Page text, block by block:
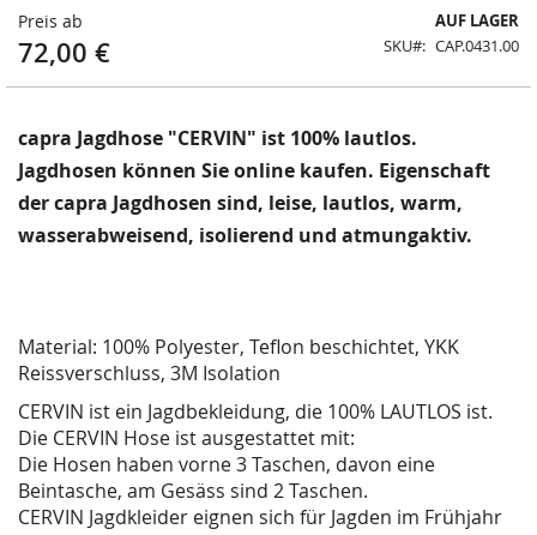
Preis ab
72,00 €
AUF LAGER
SKU
CAP.0431.00
capra Jagdhose "CERVIN" ist 100% lautlos.
Jagdhosen können Sie online kaufen. Eigenschaft
der capra Jagdhosen sind, leise, lautlos, warm,
wasserabweisend, isolierend und atmungaktiv.
Material: 100% Polyester, Teflon beschichtet, YKK
Reissverschluss, 3M Isolation
CERVIN ist ein Jagdbekleidung, die 100% LAUTLOS ist.
Die CERVIN Hose ist ausgestattet mit:
Die Hosen haben vorne 3 Taschen, davon eine
Beintasche, am Gesäss sind 2 Taschen.
CERVIN Jagdkleider eignen sich für Jagden im Frühjahr
Zum
Anfang
der
Bildergalerie